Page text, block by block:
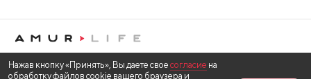
Нажав кнопку «Принять», Вы даете свое согласие на
обработку файлов cookie вашего браузера и